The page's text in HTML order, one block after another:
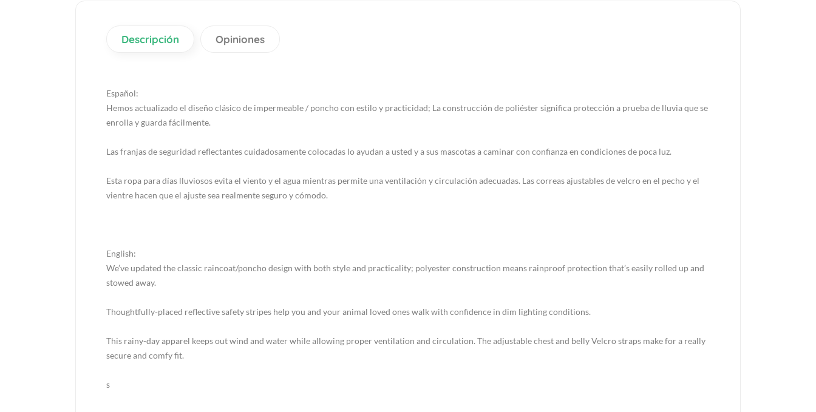
Descripción Opiniones
Español:
Hemos actualizado el diseño clásico de impermeable / poncho con estilo y practicidad; La construcción de poliéster significa protección a prueba de lluvia que se
enrolla y guarda fácilmente.
Las franjas de seguridad reflectantes cuidadosamente colocadas lo ayudan a usted y a sus mascotas a caminar con confianza en condiciones de poca luz.
Esta ropa para días lluviosos evita el viento y el agua mientras permite una ventilación y circulación adecuadas. Las correas ajustables de velcro en el pecho y el
vientre hacen que el ajuste sea realmente seguro y cómodo.
English:
We’ve updated the classic raincoat/poncho design with both style and practicality; polyester construction means rainproof protection that’s easily rolled up and
stowed away.
Thoughtfully-placed reflective safety stripes help you and your animal loved ones walk with confidence in dim lighting conditions.
This rainy-day apparel keeps out wind and water while allowing proper ventilation and circulation. The adjustable chest and belly Velcro straps make for a really
secure and comfy fit.
s